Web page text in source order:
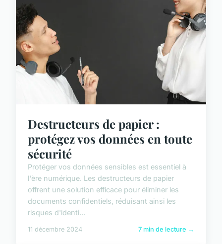
Destructeurs de papier :
protégez vos données en toute
sécurité
Protéger vos données sensibles est essentiel à
l'ère numérique. Les destructeurs de papier
offrent une solution efficace pour éliminer les
documents confidentiels, réduisant ainsi les
risques d'identi...
11 décembre 2024 7 min de lecture →